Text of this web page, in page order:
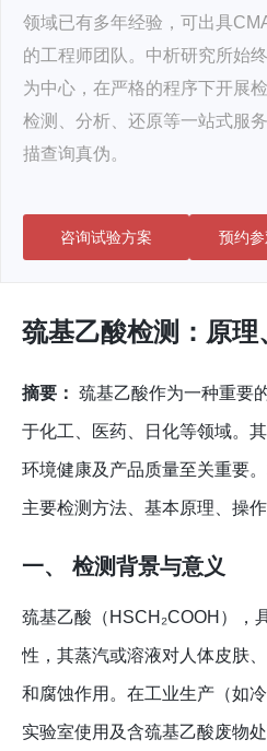
领域已有多年经验，可出具
的工程师团队。中析研究所始
为中心，在严格的程序下开展
检测、分析、还原等一站式服
描查询真伪。
咨询试验方案 预约
巯基乙酸检测：原理
摘要： 巯基乙酸作为一种重要
于化工、医药、日化等领域。
环境健康及产品质量至关重要
主要检测方法、基本原理、操
一、 检测背景与意义
巯基乙酸（HSCH₂COOH），
性，其蒸汽或溶液对人体皮肤
和腐蚀作用。在工业生产（如
实验室使用及含巯基乙酸废物